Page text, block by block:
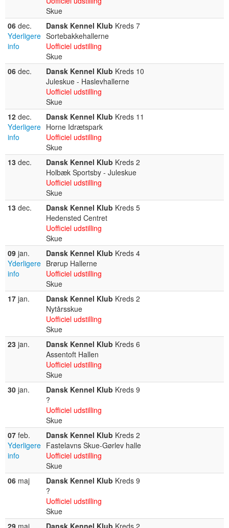
Skue
06 dec.
Yderligere
info
Dansk Kennel Klub Kreds 7
Sortebakkehallerne
Uofficiel udstilling
Skue
06 dec. Dansk Kennel Klub Kreds 10
Juleskue - Haslevhallerne
Uofficiel udstilling
Skue
12 dec.
Yderligere
info
Dansk Kennel Klub Kreds 11
Horne Idrætspark
Uofficiel udstilling
Skue
13 dec. Dansk Kennel Klub Kreds 2
Holbæk Sportsby - Juleskue
Uofficiel udstilling
Skue
13 dec. Dansk Kennel Klub Kreds 5
Hedensted Centret
Uofficiel udstilling
Skue
09 jan.
Yderligere
info
Dansk Kennel Klub Kreds 4
Brørup Hallerne
Uofficiel udstilling
Skue
17 jan. Dansk Kennel Klub Kreds 2
Nytårsskue
Uofficiel udstilling
Skue
23 jan. Dansk Kennel Klub Kreds 6
Assentoft Hallen
Uofficiel udstilling
Skue
30 jan. Dansk Kennel Klub Kreds 9
?
Uofficiel udstilling
Skue
07 feb.
Yderligere
info
Dansk Kennel Klub Kreds 2
Fastelavns Skue-Gørlev halle
Uofficiel udstilling
Skue
06 maj Dansk Kennel Klub Kreds 9
?
Uofficiel udstilling
Skue
29 maj Dansk Kennel Klub Kreds 2